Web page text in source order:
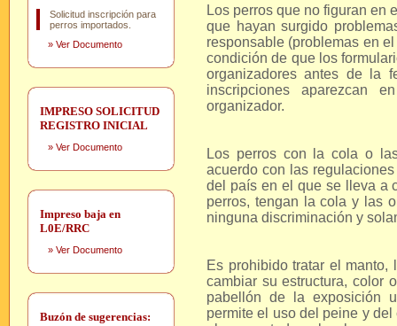
Solicitud inscripción para
perros importados.
» Ver Documento
IMPRESO SOLICITUD
REGISTRO INICIAL
» Ver Documento
Impreso baja en
L0E/RRC
» Ver Documento
Buzón de sugerencias:
Los perros que no figuran en
que hayan surgido
responsable (problemas en
condición de que los
organizadores antes de la
inscripciones aparezcan
organizador.
Los perros con la cola o
acuerdo con las
del país en el que se lleva a
perros, tengan la cola y las
ninguna discriminación y
Es prohibido tratar el
cambiar su estructura, color
pabellón de la exposición
permite el uso del peine y